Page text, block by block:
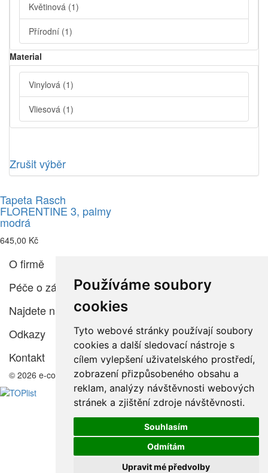
Používáme soubory
cookies
Tyto webové stránky používají soubory
cookies a další sledovací nástroje s
cílem vylepšení uživatelského prostředí,
zobrazení přizpůsobeného obsahu a
reklam, analýzy návštěvnosti webových
stránek a zjištění zdroje návštěvnosti.
Souhlasím
Odmítám
Upravit mé předvolby
Květinová (1)
Přírodní (1)
Material
Vinylová (1)
Vliesová (1)
Zrušit výběr
Tapeta Rasch
FLORENTINE 3, palmy
modrá
645,00 Kč
O firmě
Péče o zákazníka
Najdete nás
Odkazy
Kontakt
© 2026 e-color.cz